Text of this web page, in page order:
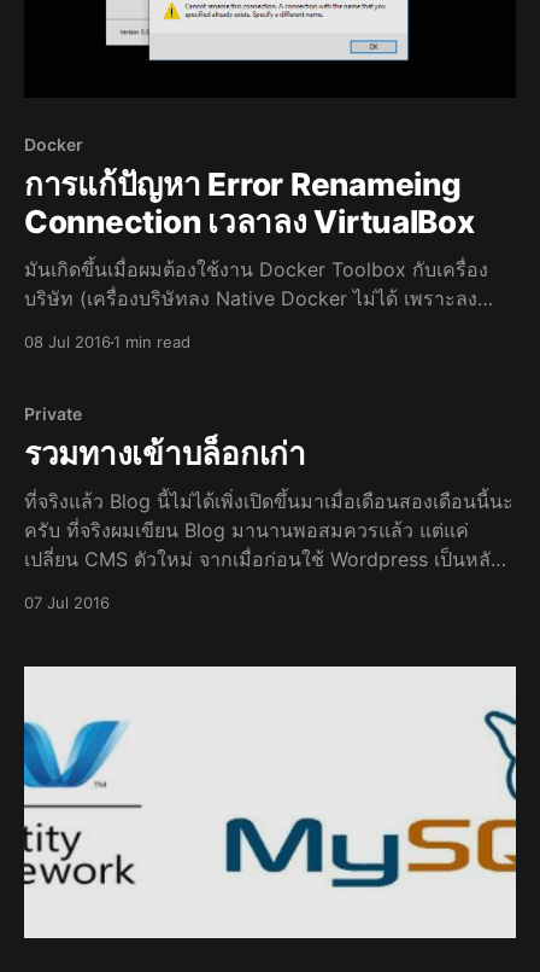
Docker
การแก้ปัญหา Error Renameing
Connection เวลาลง VirtualBox
มันเกิดขึ้นเมื่อผมต้องใช้งาน Docker Toolbox กับเครื่อง
บริษัท (เครื่องบริษัทลง Native Docker ไม่ได้ เพราะลง
08 Jul 20161 min read
Private
รวมทางเข้าบล็อกเก่า
ที่จริงแล้ว Blog นี้ไม่ได้เพิ่งเปิดขึ้นมาเมื่อเดือนสองเดือนนี้นะ
ครับ ที่จริงผมเขียน Blog มานานพอสมควรแล้ว แต่แค่
เปลี่ยน CMS ตัวใหม่ จากเมื่อก่อนใช้ Wordpress เป็นหลัก
07 Jul 2016